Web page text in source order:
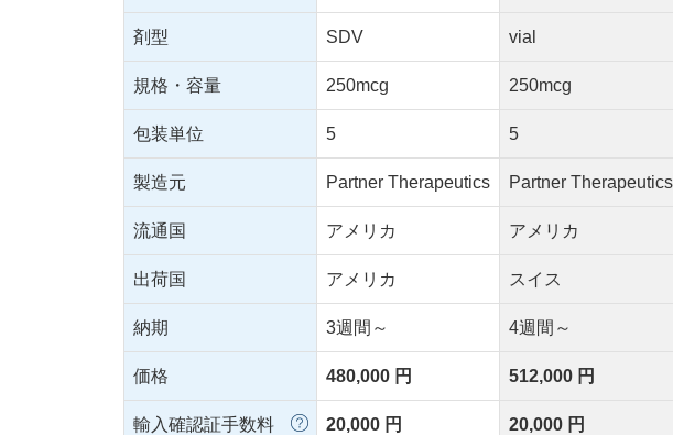
剤型 SDV vial
規格・容量 250mcg 250mcg
包装単位 5 5
製造元 Partner Therapeutics Partner Therapeutics
流通国 アメリカ アメリカ
出荷国 アメリカ スイス
納期 3週間～ 4週間～
価格 480,000 円 512,000 円
輸入確認証手数料 20,000 円 20,000 円